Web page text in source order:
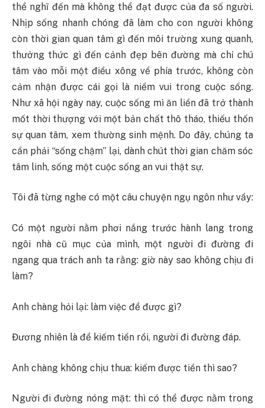
thể nghĩ đến mà không thể đạt được của đa số người.
Nhịp sống nhanh chóng đã làm cho con người không
còn thời gian quan tâm gì đến môi trường xung quanh,
thưởng thức gì đến cảnh đẹp bên đường mà chỉ chú
tâm vào mỗi một điều xông về phía trước, không còn
cảm nhận được cái gọi là niềm vui trong cuộc sống.
Như xã hội ngày nay, cuộc sống mì ăn liền đã trở thành
mốt thời thượng với một bản chất thô tháo, thiếu thốn
sự quan tâm, xem thường sinh mệnh. Do đây, chúng ta
cần phải “sống chậm” lại, dành chút thời gian chăm sóc
tâm linh, sống một cuộc sống an vui thật sự.
Tôi đã từng nghe có một câu chuyện ngụ ngôn như vầy:
Có một người nằm phơi nắng trước hành lang trong
ngôi nhà cũ mục của mình, một người đi đường đi
ngang qua trách anh ta rằng: giờ này sao không chịu đi
làm?
Anh chàng hỏi lại: làm việc để được gì?
Đương nhiên là để kiếm tiền rồi, người đi đường đáp.
Anh chàng không chịu thua: kiếm được tiền thì sao?
Người đi đường nóng mặt: thì có thể được nằm trong